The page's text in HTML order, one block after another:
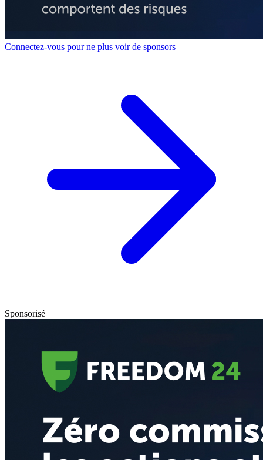
Connectez-vous pour ne plus voir de sponsors
Sponsorisé